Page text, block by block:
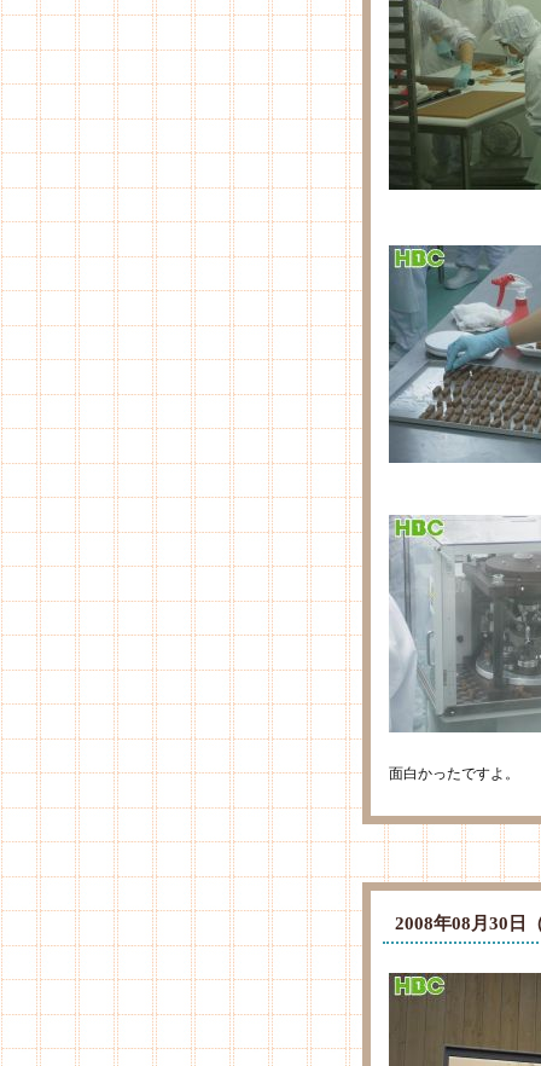
面白かったですよ。
2008年08月30